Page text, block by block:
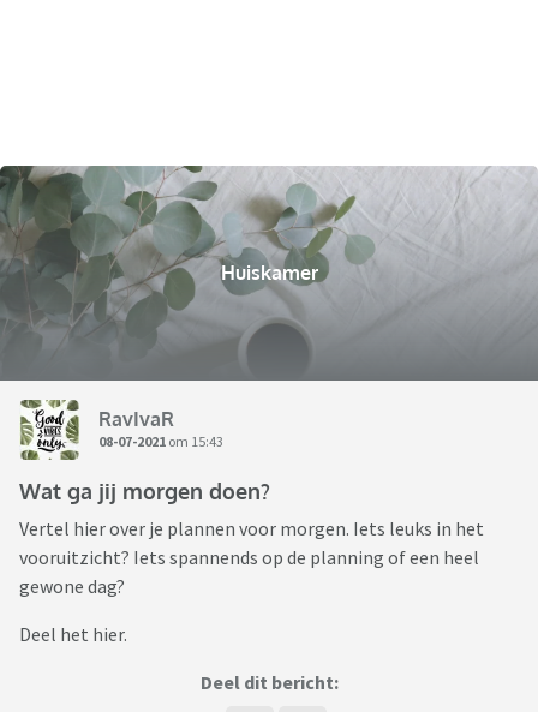
Huiskamer
RavIvaR
08-07-2021 om 15:43
Wat ga jij morgen doen?
Vertel hier over je plannen voor morgen. Iets leuks in het
vooruitzicht? Iets spannends op de planning of een heel
gewone dag?
Deel het hier.
Deel dit bericht: